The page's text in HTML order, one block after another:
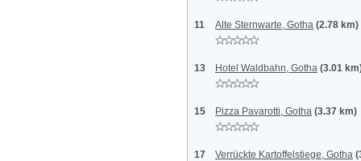
11 Alte Sternwarte, Gotha (2.78 km)
13 Hotel Waldbahn, Gotha (3.01
15 Pizza Pavarotti, Gotha (3.37 km)
17 Verrückte Kartoffelstiege, Gotha